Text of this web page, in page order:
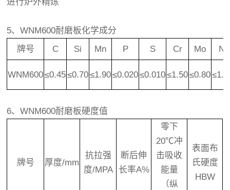
5、WNM600耐磨板化学成分
牌号
C Si Mn P S Cr Mo Ni
WNM600≤0.45≤0.70≤1.90≤0.020≤0.010≤1.50≤0.80
6、WNM600耐磨板硬度值
牌号 厚度/mm
抗拉强
度/MPA
断后伸
长率A%
零下
20℃冲
击吸收
能量
（纵
表面布
氏硬度
HBW